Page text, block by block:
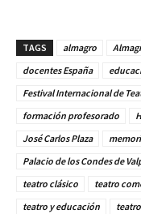
TAGS almagro
docentes España
Festival Internacional de
formación profesorado
José Carlos Plaza
Palacio de los Condes de
teatro clásico
teatro
teatro y educación